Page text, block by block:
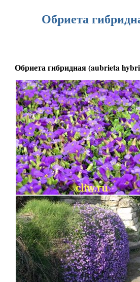
Обриета
Обриета гибридная (aubrieta